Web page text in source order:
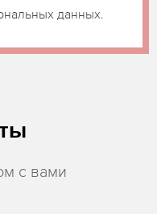
данных.
с вами